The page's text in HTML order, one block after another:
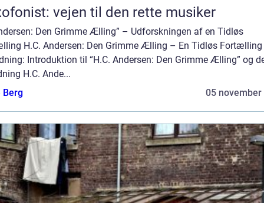
vejen til den rette musiker
Den Grimme Ælling” – Udforskningen af en Tidløs
H.C. Andersen: Den Grimme Ælling – En Tidløs Fortælling
Introduktion til “H.C. Andersen: Den Grimme Ælling” og
H.C. Ande...
Berg
05 november